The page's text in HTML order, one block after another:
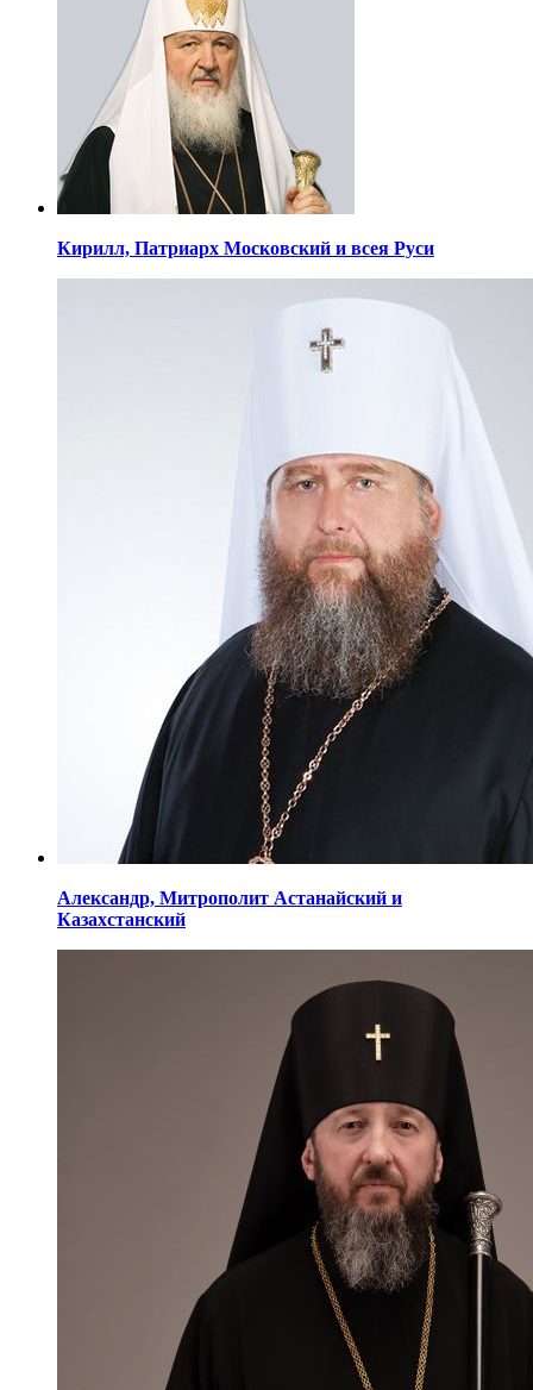
Кирилл, Патриарх Московский и всея Руси
Александр, Митрополит Астанайский и
Казахстанский